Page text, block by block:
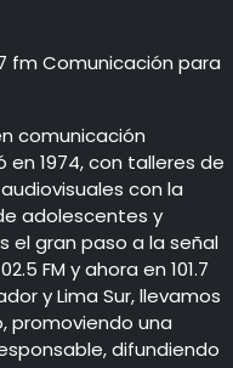
fm Comunicación para
comunicación
1974, con talleres de
con la
adolescentes y
el gran paso a la señal
FM y ahora en 101.7
y Lima Sur, llevamos
promoviendo una
difundiendo